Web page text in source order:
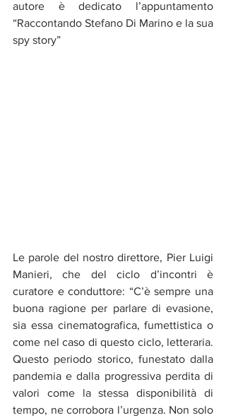
autore è dedicato l’appuntamento
“Raccontando Stefano Di Marino e la sua
spy story”
Le parole del nostro direttore, Pier Luigi
Manieri, che del ciclo d’incontri è
curatore e conduttore: “C’è sempre una
buona ragione per parlare di evasione,
sia essa cinematografica, fumettistica o
come nel caso di questo ciclo, letteraria.
Questo periodo storico, funestato dalla
pandemia e dalla progressiva perdita di
valori come la stessa disponibilità di
tempo, ne corrobora l’urgenza. Non solo